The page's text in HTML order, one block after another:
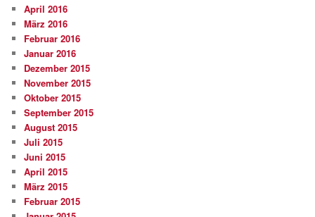
April 2016
März 2016
Februar 2016
Januar 2016
Dezember 2015
November 2015
Oktober 2015
September 2015
August 2015
Juli 2015
Juni 2015
April 2015
März 2015
Februar 2015